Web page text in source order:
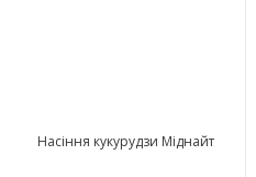
Насіння кукурудзи Міднайт